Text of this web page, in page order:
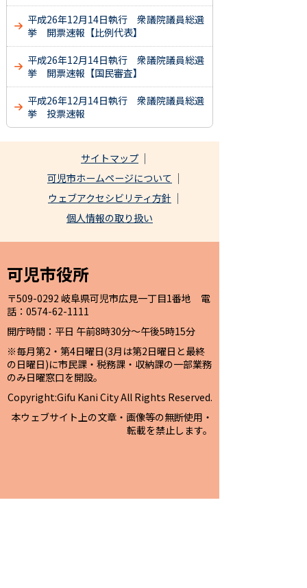
平成26年12月14日執行 衆議院議員総選
挙 開票速報【比例代表】
平成26年12月14日執行 衆議院議員総選
挙 開票速報【国民審査】
平成26年12月14日執行 衆議院議員総選
挙 投票速報
サイトマップ
可児市ホームページについて
ウェブアクセシビリティ方針
個人情報の取り扱い
可児市役所
〒509-0292 岐阜県可児市広見一丁目1番地 電
話：0574-62-1111
開庁時間：平日 午前8時30分～午後5時15分
※毎月第2・第4日曜日(3月は第2日曜日と最終
の日曜日)に市民課・税務課・収納課の一部業務
のみ日曜窓口を開設。
Copyright:Gifu Kani City All Rights Reserved.
本ウェブサイト上の文章・画像等の無断使用・
転載を禁止します。